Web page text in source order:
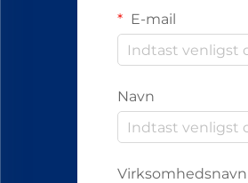
E-mail
Navn
Virksomhedsnavn